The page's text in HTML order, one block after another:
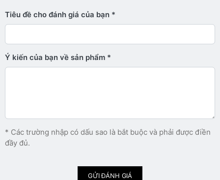
Tiêu đề cho đánh giá của bạn
Ý kiến ​​của bạn về sản phẩm
* Các trường nhập có dấu sao là bắt buộc và phải được điền
đầy đủ.
GỬI ĐÁNH GIÁ